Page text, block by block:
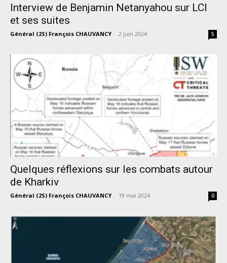
Interview de Benjamin Netanyahou sur LCI
et ses suites
Général (2S) François CHAUVANCY - 2 juin 2024 5
Quelques réflexions sur les combats autour
de Kharkiv
Général (2S) François CHAUVANCY - 19 mai 2024 0